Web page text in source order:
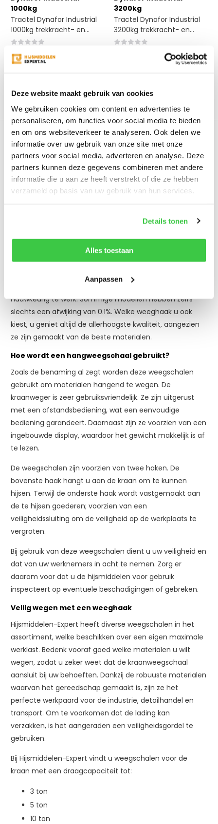
Deze website maakt gebruik van cookies
We gebruiken cookies om content en advertenties te
personaliseren, om functies voor social media te bieden
en om ons websiteverkeer te analyseren. Ook delen we
informatie over uw gebruik van onze site met onze
partners voor social media, adverteren en analyse. Deze
partners kunnen deze gegevens combineren met andere
informatie die u aan ze heeft verstrekt of die ze hebben
verzameld op basis van uw gebruik van hun services.
Details tonen
Alles toestaan
Aanpassen
1000kg
Tractel Dynafor Industrial
1000kg trekkracht- en...
Vergelijk
Op voorraad
€1.579,05 €1.421,75
3200kg
Tractel Dynafor Industrial
3200kg trekkracht- en...
Vergelijk
Op voorraad
€1.609,30 Excl. btw
Wat is een kraanweegschaal?
met een kraanweegschaal kunt u objecten wegen voor
zijn producten hangend te wegen. In het assortiment van
weegbereik van 3 ton tot 20.000 kilo. Dit maakt ze
uitermate geschikt voor professioneel en industrieel
Met een maximale afwijking van 1% gaat u zeer
nauwkeurig te werk. Sommige modellen hebben zelfs
slechts een afwijking van 0.1%. Welke weeghaak u ook
kiest, u geniet altijd de allerhoogste kwaliteit, aangezien
ze zijn gemaakt van de beste materialen.
Hoe wordt een hangweegschaal gebruikt?
Zoals de benaming al zegt worden deze weegschalen
gebruikt om materialen hangend te wegen. De
kraanweger is zeer gebruiksvriendelijk. Ze zijn uitgerust
met een afstandsbediening, wat een eenvoudige
bediening garandeert. Daarnaast zijn ze voorzien van een
ingebouwde display, waardoor het gewicht makkelijk is af
te lezen.
De weegschalen zijn voorzien van twee haken. De
bovenste haak hangt u aan de kraan om te kunnen
hijsen. Terwijl de onderste haak wordt vastgemaakt aan
de te hijsen goederen; voorzien van een
veiligheidssluiting om de veiligheid op de werkplaats te
vergroten.
Bij gebruik van deze weegschalen dient u uw veiligheid en
dat van uw werknemers in acht te nemen. Zorg er
daarom voor dat u de hijsmiddelen voor gebruik
inspecteert op eventuele beschadigingen of gebreken.
Veilig wegen met een weeghaak
Hijsmiddelen-Expert heeft diverse weegschalen in het
assortiment, welke beschikken over een eigen maximale
werklast. Bedenk vooraf goed welke materialen u wilt
wegen, zodat u zeker weet dat de kraanweegschaal
aansluit bij uw behoeften. Dankzij de robuuste materialen
waarvan het gereedschap gemaakt is, zijn ze het
perfecte werkpaard voor de industrie, detailhandel en
transport. Om te voorkomen dat de lading kan
verzakken, is het aangeraden een veiligheidsgordel te
gebruiken.
Bij Hijsmiddelen-Expert vindt u weegschalen voor de
kraan met een draagcapaciteit tot:
3 ton
5 ton
10 ton